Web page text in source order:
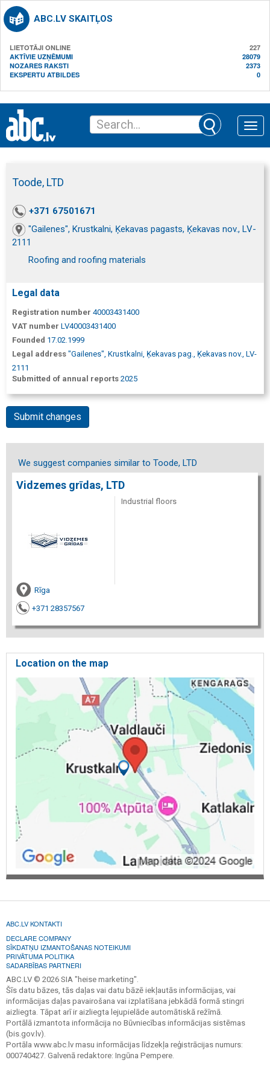
ABC.LV SKAITĻOS
LIETOTĀJI ONLINE
227
AKTĪVIE UZŅĒMUMI
28079
NOZARES RAKSTI
2373
EKSPERTU ATBILDES
0
Toggle
Toode, LTD
+371 67501671
"Gailenes", Krustkalni, Ķekavas pagasts, Ķekavas nov., LV-
2111
Roofing and roofing materials
Legal data
Registration number 40003431400
VAT number LV40003431400
Founded 17.02.1999
Legal address "Gailenes", Krustkalni, Ķekavas pag., Ķekavas nov., LV-
2111
Submitted of annual reports 2025
Submit changes
We suggest companies similar to Toode, LTD
Vidzemes grīdas, LTD
Industrial floors
Rīga
+371 28357567
Location on the map
ABC.LV KONTAKTI
DECLARE COMPANY
SĪKDATŅU IZMANTOŠANAS NOTEIKUMI
PRIVĀTUMA POLITIKA
SADARBĪBAS PARTNERI
ABC.LV © 2026 SIA "heise marketing".
Šīs datu bāzes, tās daļas vai datu bāzē iekļautās informācijas, vai
informācijas daļas pavairošana vai izplatīšana jebkādā formā stingri
aizliegta. Tāpat arī ir aizliegta lejupielāde automātiskā režīmā.
Portālā izmantota informācija no Būvniecības informācijas sistēmas
(bis.gov.lv).
Portāla www.abc.lv masu informācijas līdzekļa reģistrācijas numurs:
000740427. Galvenā redaktore: Ingūna Pempere.